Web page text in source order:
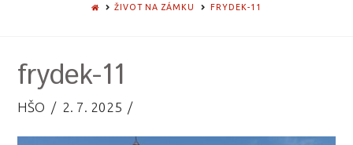
HOMEŽIVOT NA ZÁMKU FRYDEK-11
frydek-11
HŠO 2. 7. 2025